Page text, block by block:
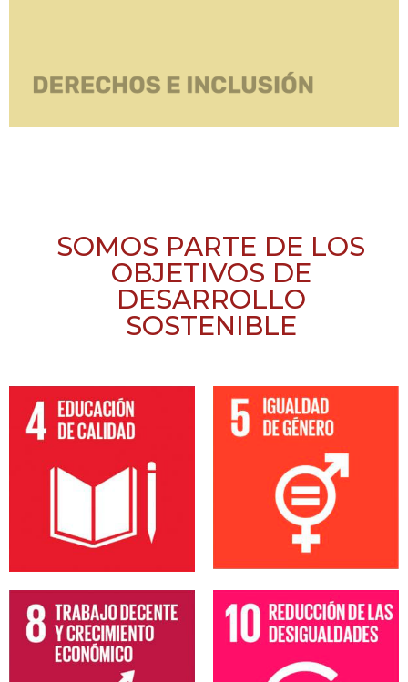
SOMOS PARTE DE LOS
OBJETIVOS DE
DESARROLLO
SOSTENIBLE